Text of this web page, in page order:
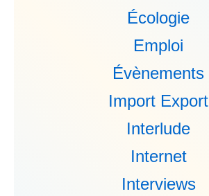
Écologie
Emploi
Évènements
Import Export
Interlude
Internet
Interviews